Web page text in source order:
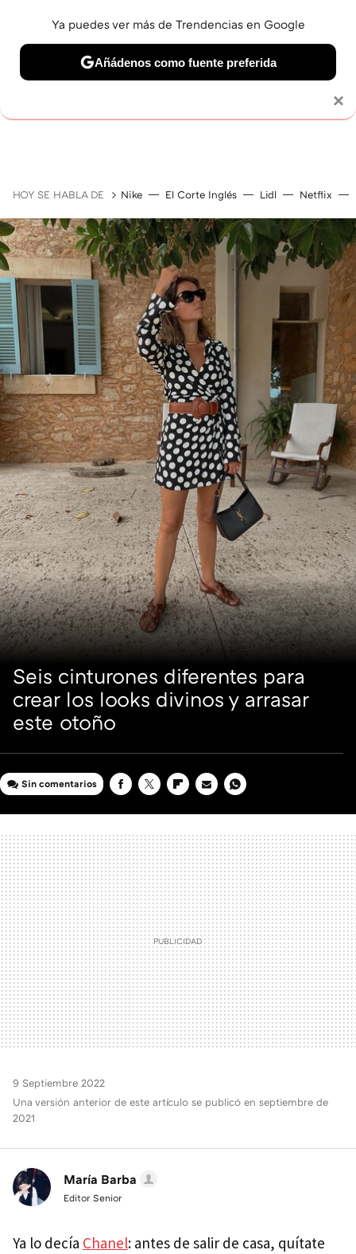
OFERTAS EN
HOY SE HABLA DE Nike El Corte Inglés Lidl Netflix
Seis cinturones diferentes para
crear los looks divinos y arrasar
este otoño
Sin comentarios
9 Septiembre 2022
Una versión anterior de este artículo se publicó en septiembre de
2021
María Barba
Editor Senior
Ya lo decía Chanel: antes de salir de casa, quítate
×
Ya puedes ver más de Trendencias en Google
Añádenos como fuente preferida